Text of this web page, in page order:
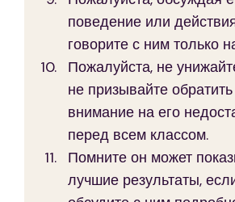
поведение или
говорите с ним только
Пожалуйста, не
не призывайте обратить
внимание на его
перед всем классом.
Помните он может
лучшие результаты,